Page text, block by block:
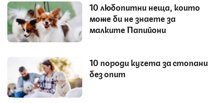
10 любопитни неща, които
може би не знаете за
малките Папийони
10 породи кучета за стопани
без опит